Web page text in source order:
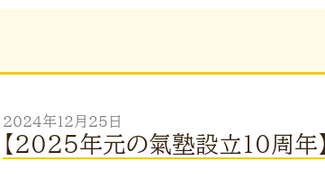
2024年12月25日
【2025年元の氣塾設立10周年】